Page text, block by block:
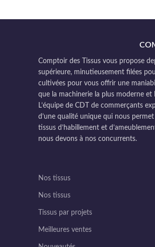
Comptoir des Tissus vous propose
supérieure, minutieusement filées
cultivées pour vous offrir une
que la machinerie la plus moderne
L’équipe de CDT de commerçants
d’une qualité unique qui nous
tissus d’habillement et
nous devons à nos concurrents.
Nos tissus
Nos tissus
Tissus par projets
Meilleures ventes